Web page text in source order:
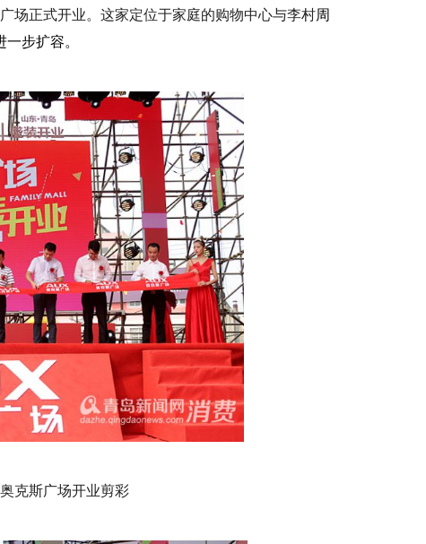
场正式开业。这家定位于家庭的购物中心与李村周
步扩容。
克斯广场开业剪彩